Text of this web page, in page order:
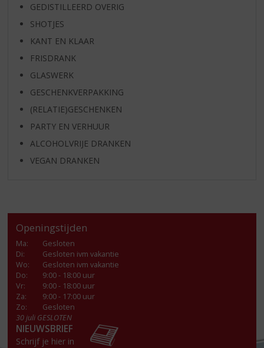
GEDISTILLEERD OVERIG
SHOTJES
KANT EN KLAAR
FRISDRANK
GLASWERK
GESCHENKVERPAKKING
(RELATIE)GESCHENKEN
PARTY EN VERHUUR
ALCOHOLVRIJE DRANKEN
VEGAN DRANKEN
Openingstijden
Ma:
Gesloten
Di:
Gesloten ivm vakantie
Wo:
Gesloten ivm vakantie
Do:
9:00 - 18:00 uur
Vr:
9:00 - 18:00 uur
Za:
9:00 - 17:00 uur
Zo:
Gesloten
30 juli GESLOTEN
NIEUWSBRIEF
Schrijf je hier in